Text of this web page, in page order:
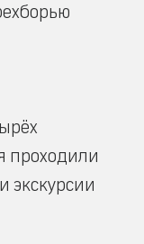
проходили
экскурсии